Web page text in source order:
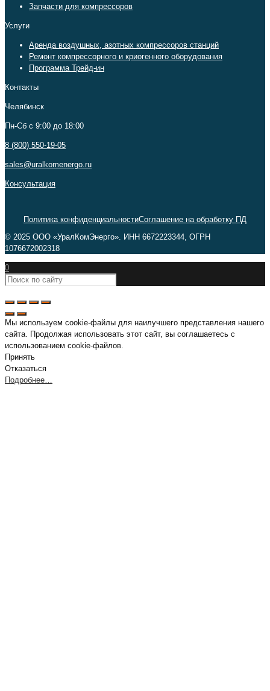
Запчасти для компрессоров
Услуги
Аренда воздушных, азотных компрессоров станций
Ремонт компрессорного и криогенного оборудования
Программа Трейд-ин
Контакты
Челябинск
Пн-Сб c 9:00 до 18:00
8 (800) 550-19-05
sales@uralkomenergo.ru
Консультация
Политика конфиденциальностиСоглашение на обработку ПД
© 2025 ООО «УралКомЭнерго». ИНН 6672223344, ОГРН
1076672002318
0
Мы используем cookie-файлы для наилучшего представления нашего
сайта. Продолжая использовать этот сайт, вы соглашаетесь с
использованием cookie-файлов.
Принять
Отказаться
Подробнее…